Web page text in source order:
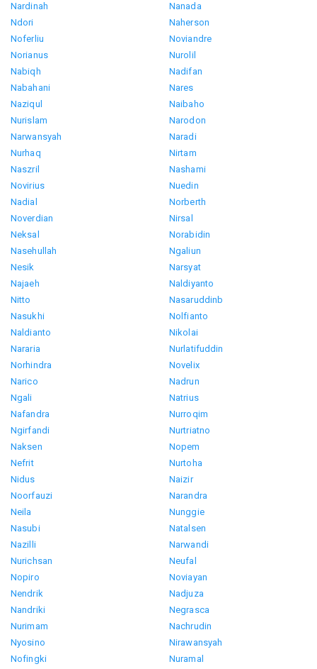
Nardinah
Ndori
Noferliu
Norianus
Nabiqh
Nabahani
Naziqul
Nurislam
Narwansyah
Nurhaq
Naszril
Novirius
Nadial
Noverdian
Neksal
Nasehullah
Nesik
Najaeh
Nitto
Nasukhi
Naldianto
Nararia
Norhindra
Narico
Ngali
Nafandra
Ngirfandi
Naksen
Nefrit
Nidus
Noorfauzi
Neila
Nasubi
Nazilli
Nurichsan
Nopiro
Nendrik
Nandriki
Nurimam
Nyosino
Nofingki
Nanada
Naherson
Noviandre
Nurolil
Nadifan
Nares
Naibaho
Narodon
Naradi
Nirtam
Nashami
Nuedin
Norberth
Nirsal
Norabidin
Ngaliun
Narsyat
Naldiyanto
Nasaruddinb
Nolfianto
Nikolai
Nurlatifuddin
Novelix
Nadrun
Natrius
Nurroqim
Nurtriatno
Nopem
Nurtoha
Naizir
Narandra
Nunggie
Natalsen
Narwandi
Neufal
Noviayan
Nadjuza
Negrasca
Nachrudin
Nirawansyah
Nuramal